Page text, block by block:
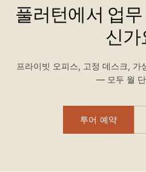
풀러턴에서 업
신가
프라이빗 오피스, 고정 데스크, 가
— 모두 월
투어 예약